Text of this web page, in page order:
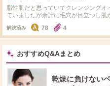
脂性肌だと思っていてクレンジング
ていましたが余計に毛穴が目立つし
ムに変更後しっとりして毛穴の開き
めありますか？ドラコス、デパコスよ
お願いします
解決済み 78 4
おすすめQ&Aまとめ
乾燥に負けない